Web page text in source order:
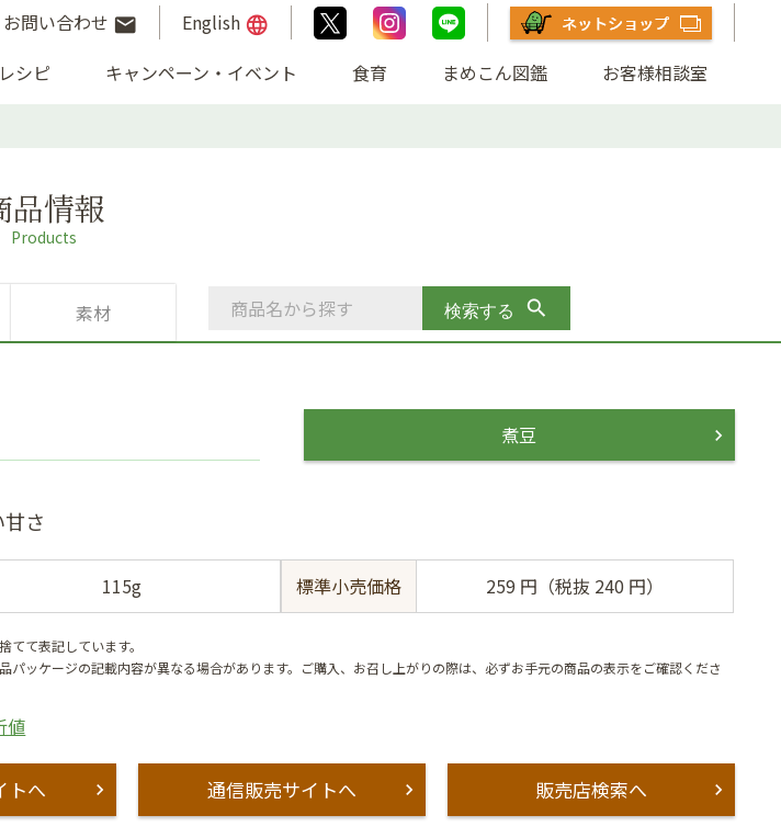
シピ キャンペーン・イベント 食育 まめこん図鑑 お客様相談室
お問い合わせ email English language
品情報
Products
素材
煮豆
さ
115g 標準小売価格 259 円（税抜 240 円）
てて表記しています。
パッケージの記載内容が異なる場合があります。ご購入、お召し上がりの際は、必ずお手元の商品の表示をご確認くださ
値
トへ 通信販売サイトへ 販売店検索へ